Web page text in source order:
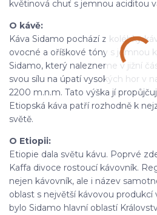
květinová chuť s jemnou aciditou
O kávě:
Káva Sidamo pochází z kolébky
ovocné a oříškové tóny s jemnou
Sidamo, který nalezneme v jižní
svou sílu na úpatí vysokých hor v
2200 m.n.m. Tato výška jí
Etiopská káva patří rozhodně k
světě.
O Etiopii:
Etiopie dala světu kávu. Poprvé
Kaffa divoce rostoucí kávovník.
nejen kávovník, ale i název
oblast s největší kávovou
bylo Sidamo hlavní oblastí